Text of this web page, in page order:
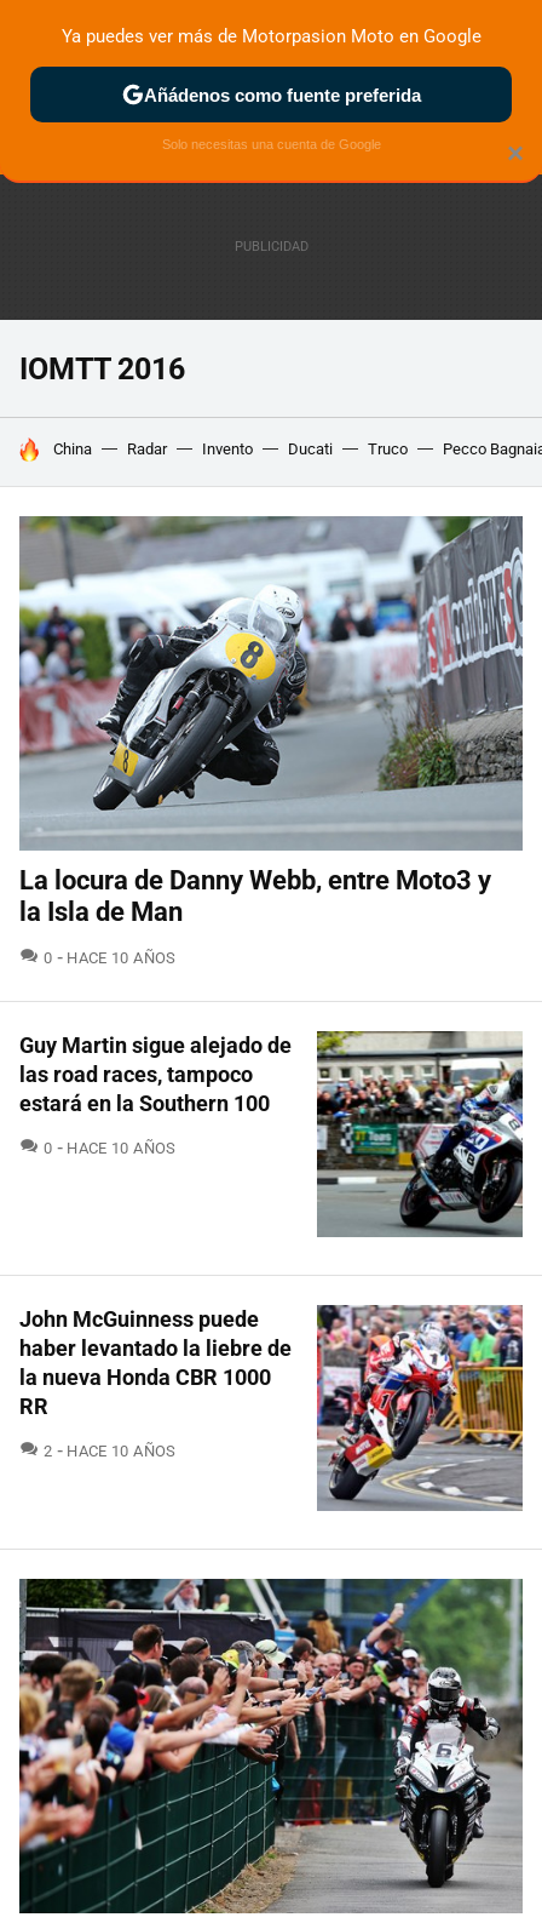
ZONA DE PRUEBAS DEPORTIVAS MOTOS ELÉCTRICAS
IOMTT 2016
HOY SE HABLA DE
China Radar Invento Ducati Truco Pecco
La locura de Danny Webb, entre Moto3 y
la Isla de Man
0 COMENTARIOS
HACE 10 AÑOS
Guy Martin sigue alejado de
las road races, tampoco
estará en la Southern 100
0 COMENTARIOS
HACE 10 AÑOS
John McGuinness puede
haber levantado la liebre de
la nueva Honda CBR 1000
RR
2 COMENTARIOS
HACE 10 AÑOS
×
Ya puedes ver más de Motorpasion Moto en Google
Añádenos como fuente preferida
Solo necesitas una cuenta de Google